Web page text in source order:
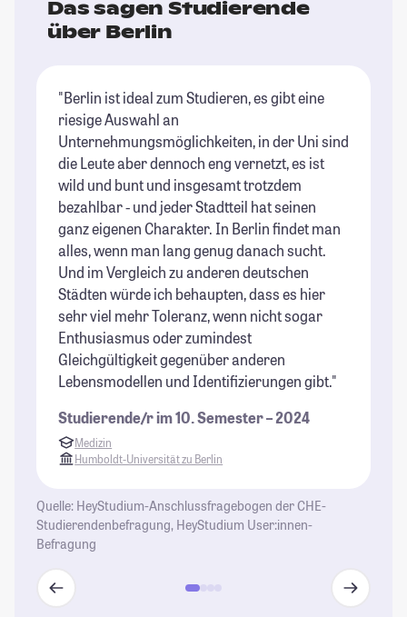
Das sagen Studierende
über Berlin
"Berlin ist ideal zum Studieren, es gibt eine
riesige Auswahl an
Unternehmungsmöglichkeiten, in der Uni sind
die Leute aber dennoch eng vernetzt, es ist
wild und bunt und insgesamt trotzdem
bezahlbar - und jeder Stadtteil hat seinen
ganz eigenen Charakter. In Berlin findet man
alles, wenn man lang genug danach sucht.
Und im Vergleich zu anderen deutschen
Städten würde ich behaupten, dass es hier
sehr viel mehr Toleranz, wenn nicht sogar
Enthusiasmus oder zumindest
Gleichgültigkeit gegenüber anderen
Lebensmodellen und Identifizierungen gibt."
Studierende/r im 10. Semester – 2024
Medizin
Humboldt-Universität zu Berlin
Quelle: HeyStudium-Anschlussfragebogen der CHE-
Studierendenbefragung, HeyStudium User:innen-
Befragung